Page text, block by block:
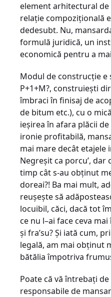
element arhitectural
relaţie compoziţională
dedesubt. Nu,
formulă juridică, un
economică pentru a
Modul de construcţie e
P+1+M?, construieşti
îmbraci în finisaj de
de bitum etc.), cu o
ieşirea în afara plăcii
ironie profitabilă,
mai mare decât etajele
Negreşit ca porcu’,
timp cât s-au obţinut
doreai?! Ba mai mult,
reuşeşte să
locuibil, căci, dacă tot
ce nu l–ai face ceva
şi fra’su? Şi iată cum,
legală, am mai obţinut
bătălia împotriva
Poate că vă întrebaţi
responsabile de